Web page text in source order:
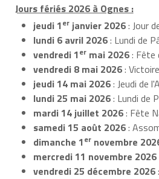
Jours fériés 2026 à Ognes :
jeudi 1er janvier 2026: Jour
lundi 6 avril 2026: Lundi de
vendredi 1er mai 2026: Fête
vendredi 8 mai 2026:
jeudi 14 mai 2026: Jeudi de
lundi 25 mai 2026: Lundi de
mardi 14 juillet 2026: Fête
samedi 15 août 2026:
dimanche 1er novembre
mercredi 11 novembre 2026
vendredi 25 décembre 2026